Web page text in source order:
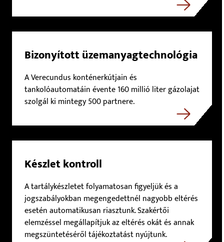
Bizonyított üzemanyagtechnológia
A Verecundus konténerkútjain és
tankolóautomatáin évente 160 millió liter gázolajat
szolgál ki mintegy 500 partnere.
Készlet kontroll
A tartálykészletet folyamatosan figyeljük és a
jogszabályokban megengedettnél nagyobb eltérés
esetén automatikusan riasztunk. Szakértői
elemzéssel megállapítjuk az eltérés okát és annak
megszüntetéséről tájékoztatást nyújtunk.